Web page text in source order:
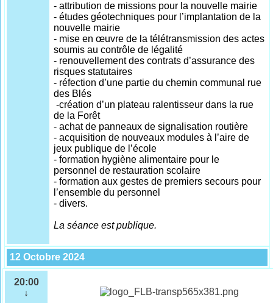
- attribution de missions pour la nouvelle mairie
- études géotechniques pour l’implantation de la
nouvelle mairie
- mise en œuvre de la télétransmission des actes
soumis au contrôle de légalité
- renouvellement des contrats d’assurance des
risques statutaires
- réfection d’une partie du chemin communal rue
des Blés
-création d’un plateau ralentisseur dans la rue
de la Forêt
- achat de panneaux de signalisation routière
- acquisition de nouveaux modules à l’aire de
jeux publique de l’école
- formation hygiène alimentaire pour le
personnel de restauration scolaire
- formation aux gestes de premiers secours pour
l’ensemble du personnel
- divers.
La séance est publique.
12 Octobre 2024
20:00
↓